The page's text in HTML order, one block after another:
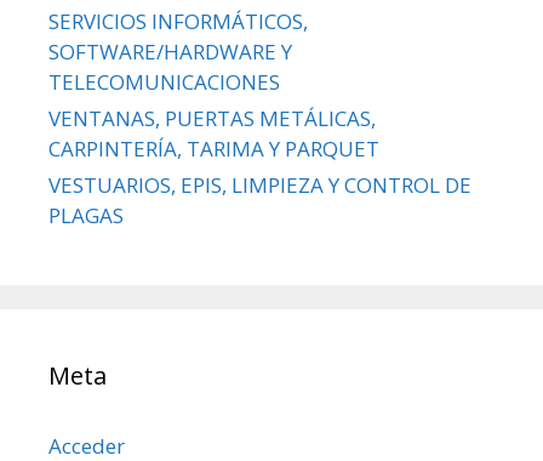
SERVICIOS INFORMÁTICOS,
SOFTWARE/HARDWARE Y
TELECOMUNICACIONES
VENTANAS, PUERTAS METÁLICAS,
CARPINTERÍA, TARIMA Y PARQUET
VESTUARIOS, EPIS, LIMPIEZA Y CONTROL DE
PLAGAS
Meta
Acceder